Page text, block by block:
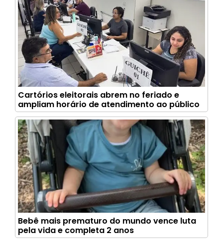
Cartórios eleitorais abrem no feriado e
ampliam horário de atendimento ao público
Bebê mais prematuro do mundo vence luta
pela vida e completa 2 anos